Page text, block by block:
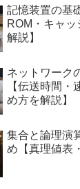
記憶装置の基
ROM・キャ
解説】
ネットワーク
【伝送時間
め方を解説】
集合と論理演
め【真理値表